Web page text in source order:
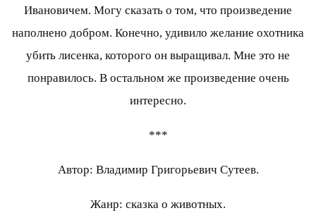
Ивановичем. Могу сказать о том, что произведение
наполнено добром. Конечно, удивило желание охотника
убить лисенка, которого он выращивал. Мне это не
понравилось. В остальном же произведение очень
интересно.
***
Автор: Владимир Григорьевич Сутеев.
Жанр: сказка о животных.